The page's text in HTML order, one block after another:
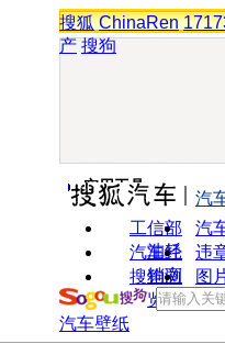
搜狐 ChinaRen
产 搜狗
实用工具
工信部
油耗
汽
汽车经
销商
违
搜狗浏
览器
图
汽
汽车壁纸